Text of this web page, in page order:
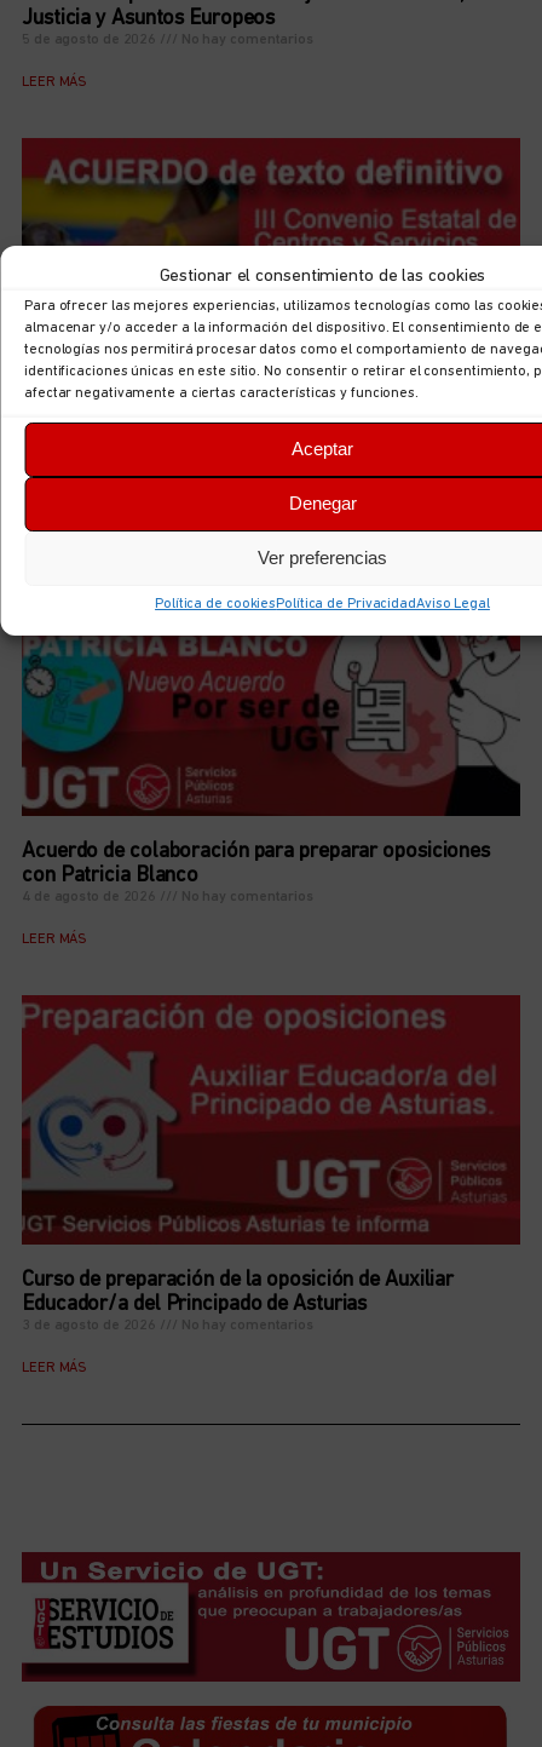
Gestionar el consentimiento de las cookies
Para ofrecer las mejores experiencias, utilizamos tecnologías como las
almacenar y/o acceder a la información del dispositivo. El consentimiento de
tecnologías nos permitirá procesar datos como el comportamiento de
identificaciones únicas en este sitio. No consentir o retirar el consentimiento,
afectar negativamente a ciertas características y funciones.
Aceptar
Denegar
Ver preferencias
Política de cookies Política de PrivacidadAviso Legal
Justicia y Asuntos Europeos
5 de agosto de 2026 No hay comentarios
LEER MÁS
Acuerdo para el III Convenio Estatal de Centros y
5 de agosto de 2026
Acuerdo de colaboración para preparar oposiciones
con Patricia Blanco
4 de agosto de 2026 No hay comentarios
LEER MÁS
Curso de preparación de la oposición de Auxiliar
Educador/a del Principado de Asturias
3 de agosto de 2026 No hay comentarios
LEER MÁS